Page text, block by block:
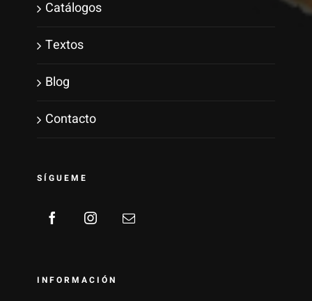
Catálogos
Textos
Blog
Contacto
SÍGUEME
INFORMACIÓN